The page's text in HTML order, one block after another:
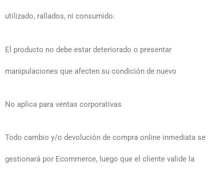
utilizado, rallados, ni consumido.
El producto no debe estar deteriorado o presentar
manipulaciones que afecten su condición de nuevo
No aplica para ventas corporativas
Todo cambio y/o devolución de compra online inmediata se
gestionará por Ecommerce, luego que el cliente valide la